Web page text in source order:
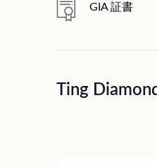
GIA 証書
Ting